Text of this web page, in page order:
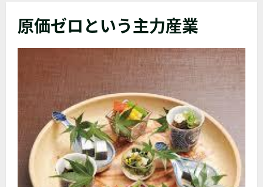
ー
原価ゼロという主力産業